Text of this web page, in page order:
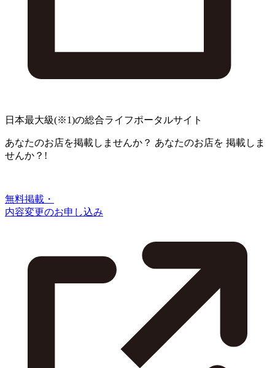
日本最大級(※1)の総合ライフポータルサイト
あなたのお店を掲載しませんか？ あなたのお店を 掲載しま
せんか？!
無料掲載・
内容変更のお申し込み